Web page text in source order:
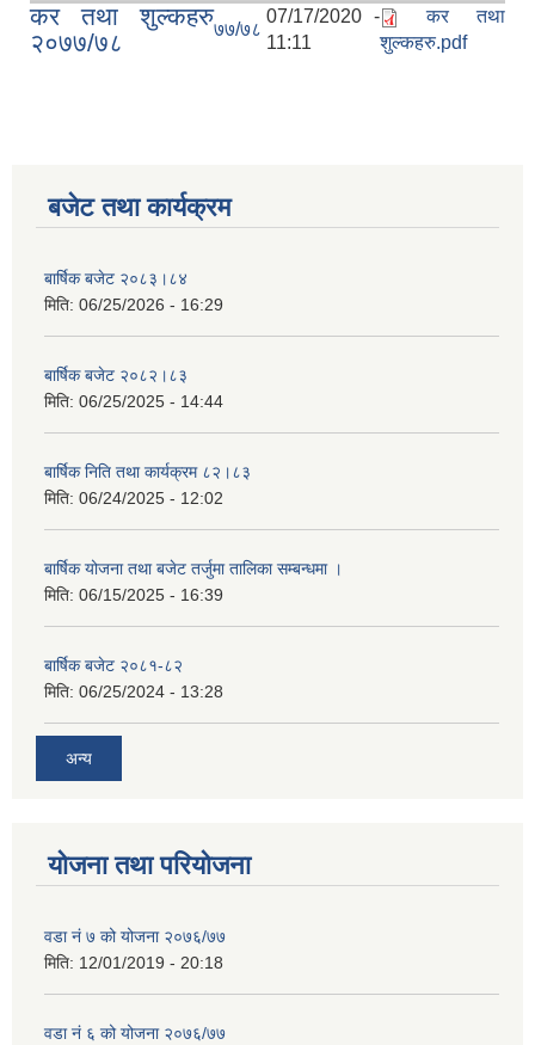
कर तथा शुल्कहरु
२०७७/७८
७७/७८
07/17/2020 -
11:11
कर तथा
शुल्कहरु.pdf
बजेट तथा कार्यक्रम
बार्षिक बजेट २०८३।८४
मिति: 06/25/2026 - 16:29
बार्षिक बजेट २०८२।८३
मिति: 06/25/2025 - 14:44
बार्षिक निति तथा कार्यक्रम ८२।८३
मिति: 06/24/2025 - 12:02
बार्षिक योजना तथा बजेट तर्जुमा तालिका सम्बन्धमा ।
मिति: 06/15/2025 - 16:39
बार्षिक बजेट २०८१-८२
मिति: 06/25/2024 - 13:28
अन्य
योजना तथा परियोजना
वडा नं ७ को योजना २०७६/७७
मिति: 12/01/2019 - 20:18
वडा नं ६ को योजना २०७६/७७